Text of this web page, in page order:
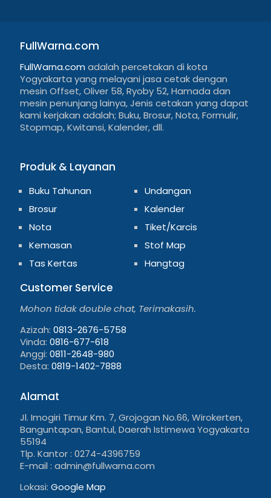
FullWarna.com
FullWarna.com adalah percetakan di kota
Yogyakarta yang melayani jasa cetak dengan
mesin Offset, Oliver 58, Ryoby 52, Hamada dan
mesin penunjang lainya, Jenis cetakan yang dapat
kami kerjakan adalah; Buku, Brosur, Nota, Formulir,
Stopmap, Kwitansi, Kalender, dll.
Produk & Layanan
Buku Tahunan
Brosur
Nota
Kemasan
Tas Kertas
Undangan
Kalender
Tiket/Karcis
Stof Map
Hangtag
Customer Service
Mohon tidak double chat, Terimakasih.
Azizah: 0813-2676-5758
Vinda: 0816-677-618
Anggi: 0811-2648-980
Desta: 0819-1402-7888
Alamat
Jl. Imogiri Timur Km. 7, Grojogan No.66, Wirokerten,
Banguntapan, Bantul, Daerah Istimewa Yogyakarta
55194
Tlp. Kantor : 0274-4396759
E-mail : admin@fullwarna.com
Lokasi: Google Map